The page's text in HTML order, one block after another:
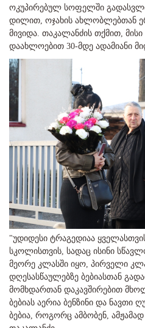
ოკუპირებულ სოფელში
დილით, ოჯახის ახლობლებთან
მივიდა. თაკალანძის თქმით,
დაახლოებით 30-მდე ადამიანი
"უდიდესი ტრაგედიაა
სკოლისთვის, სადაც ისინი
მეორე კლასში იყო, პირველი
დღესასწაულებზე ბებიასთან
მომხდართან დაკავშირებით
ბებიას აერია ბენზინი და ნავთი
ბებია, როგორც ამბობენ,